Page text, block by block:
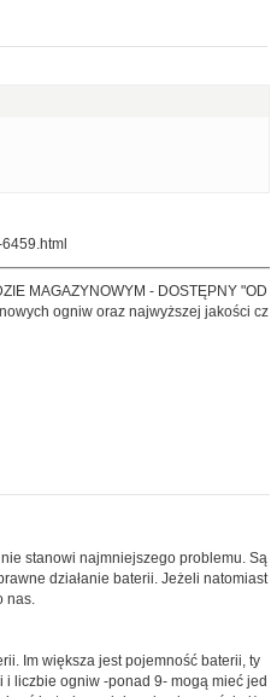
MAGAZYNOWYM - DOSTĘPNY "OD
ogniw oraz najwyższej jakości cz
stanowi najmniejszego problemu. Są
działanie baterii. Jeżeli natomiast
nas.
Im większa jest pojemność baterii, ty
i liczbie ogniw -ponad 9- mogą mieć jed